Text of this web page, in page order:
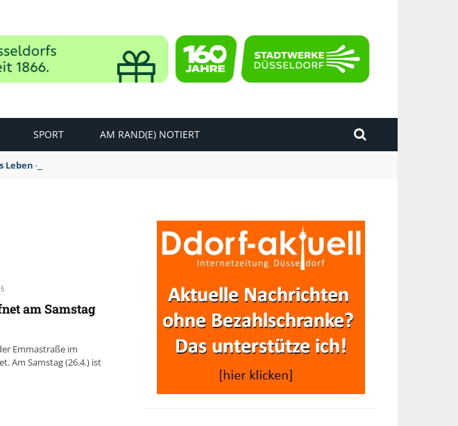
SPORT AM RAND(E) NOTIERT
– pempelfort music weekend“
am Samstag
Emmastraße im
Am Samstag (26.4.) ist